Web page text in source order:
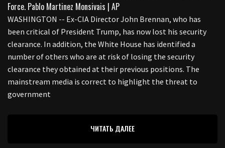
WASHINGTON -- Ex-CIA Director John Brennan, who has
been critical of President Trump, has now lost his security
clearance. In addition, the White House has identified a
number of others who are at risk of losing the security
clearance they obtained at their previous positions. The
mainstream media is correct to highlight the threat to
government
ЧИТАТЬ ДАЛЕЕ